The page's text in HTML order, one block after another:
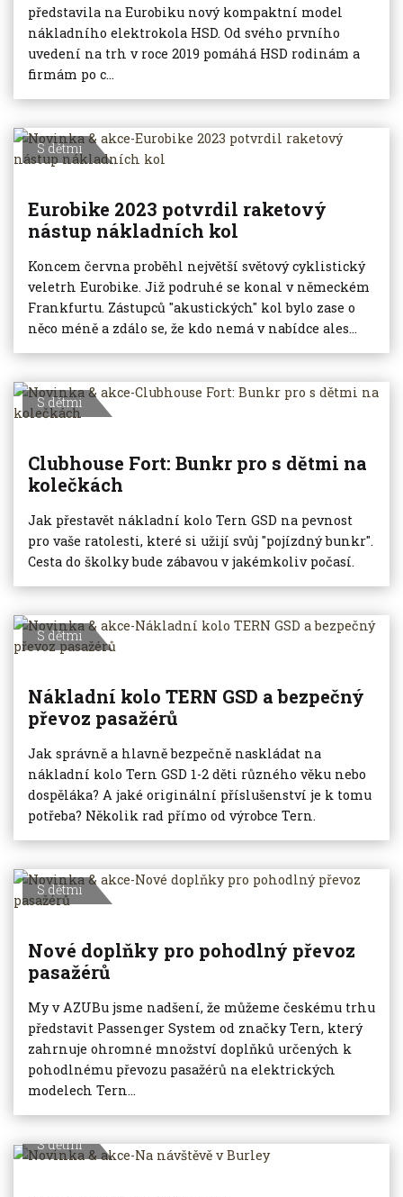
představila na Eurobiku nový kompaktní model
nákladního elektrokola HSD. Od svého prvního
uvedení na trh v roce 2019 pomáhá HSD rodinám a
firmám po c...
S dětmi
Eurobike 2023 potvrdil raketový
nástup nákladních kol
Koncem června proběhl největší světový cyklistický
veletrh Eurobike. Již podruhé se konal v německém
Frankfurtu. Zástupců "akustických" kol bylo zase o
něco méně a zdálo se, že kdo nemá v nabídce ales...
S dětmi
Clubhouse Fort: Bunkr pro s dětmi na
kolečkách
Jak přestavět nákladní kolo Tern GSD na pevnost
pro vaše ratolesti, které si užijí svůj "pojízdný bunkr".
Cesta do školky bude zábavou v jakémkoliv počasí.
S dětmi
Nákladní kolo TERN GSD a bezpečný
převoz pasažérů
Jak správně a hlavně bezpečně naskládat na
nákladní kolo Tern GSD 1-2 děti různého věku nebo
dospěláka? A jaké originální příslušenství je k tomu
potřeba? Několik rad přímo od výrobce Tern.
S dětmi
Nové doplňky pro pohodlný převoz
pasažérů
My v AZUBu jsme nadšení, že můžeme českému trhu
představit Passenger System od značky Tern, který
zahrnuje ohromné množství doplňků určených k
pohodlnému převozu pasažérů na elektrických
modelech Tern...
S dětmi